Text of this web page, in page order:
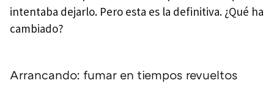
intentaba dejarlo. Pero esta es la definitiva. ¿Qué ha
cambiado?
Arrancando: fumar en tiempos revueltos